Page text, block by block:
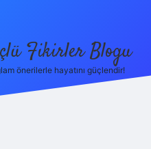
Fikirler Blogu
önerilerle hayatını güçlendir!